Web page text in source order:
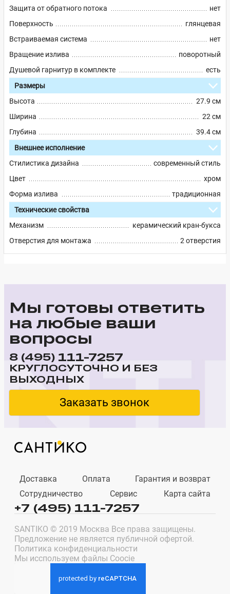
Защита от обратного потока
нет
Поверхность
глянцевая
Встраиваемая система
нет
Вращение излива
поворотный
Душевой гарнитур в комплекте
есть
Размеры
Высота
27.9 см
Ширина
22 см
Глубина
39.4 см
Внешнее исполнение
Стилистика дизайна
современный стиль
Цвет
хром
Форма излива
традиционная
Технические свойства
Механизм
керамический кран-букса
Отверстия для монтажа
2 отверстия
Мы готовы ответить
на любые ваши
вопросы
8 (495) 111-7257
КРУГЛОСУТОЧНО И БЕЗ
ВЫХОДНЫХ
Заказать звонок
Доставка Оплата
Гарантия и возврат
Сотрудничество
Сервис Карта сайта
+7 (495) 111-7257
SANTIKO © 2019 Москва Все права защищены.
Предложение не является публичной офертой.
Политика конфиденциальности
Мы исспользуем файлы Coocie